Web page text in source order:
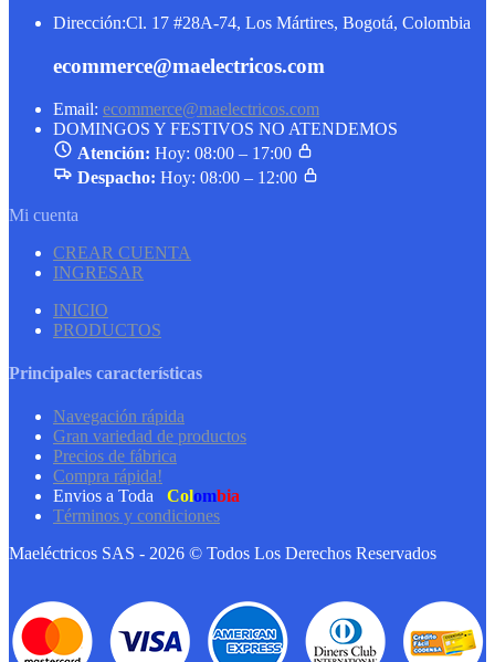
Dirección:Cl. 17 #28A-74, Los Mártires, Bogotá, Colombia
ecommerce@maelectricos.com
Email: ecommerce@maelectricos.com
DOMINGOS Y FESTIVOS NO ATENDEMOS
Atención: Hoy: 08:00 – 17:00
Despacho: Hoy: 08:00 – 12:00
Mi cuenta
CREAR CUENTA
INGRESAR
INICIO
PRODUCTOS
Principales características
Navegación rápida
Gran variedad de productos
Precios de fábrica
Compra rápida!
Envios a Toda
Colombia
Términos y condiciones
Maeléctricos SAS - 2026 © Todos Los Derechos Reservados